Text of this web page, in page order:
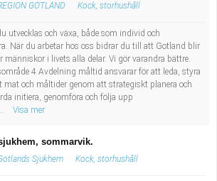
GOTLAND Kock, storhushåll
utvecklas och växa, både som individ och
När du arbetar hos oss bidrar du till att Gotland blir
människor i livets alla delar. Vi gör varandra bättre.
4 Avdelning måltid ansvarar för att leda, styra
mat och måltider genom att strategiskt planera och
initiera, genomföra och följa upp
Visa mer
sommarvik.
Sjukhem Kock, storhushåll